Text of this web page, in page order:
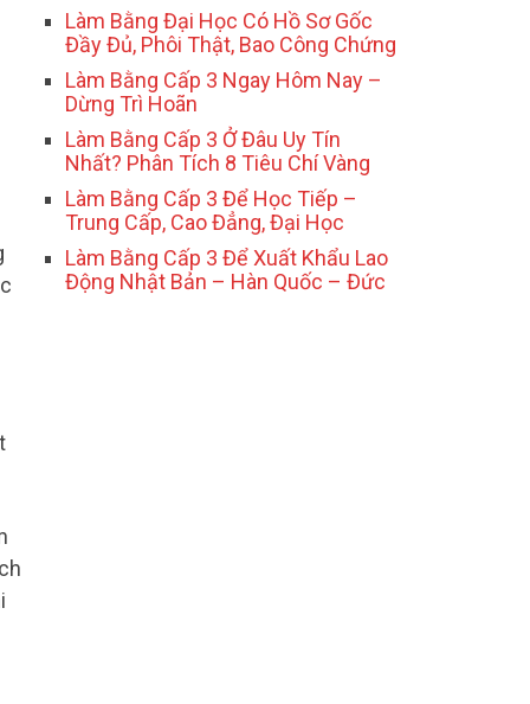
Làm Bằng Đại Học Có Hồ Sơ Gốc
Đầy Đủ, Phôi Thật, Bao Công Chứng
Làm Bằng Cấp 3 Ngay Hôm Nay –
Dừng Trì Hoãn
Làm Bằng Cấp 3 Ở Đâu Uy Tín
Nhất? Phân Tích 8 Tiêu Chí Vàng
Làm Bằng Cấp 3 Để Học Tiếp –
Trung Cấp, Cao Đẳng, Đại Học
Làm Bằng Cấp 3 Để Xuất Khẩu Lao
Động Nhật Bản – Hàn Quốc – Đức